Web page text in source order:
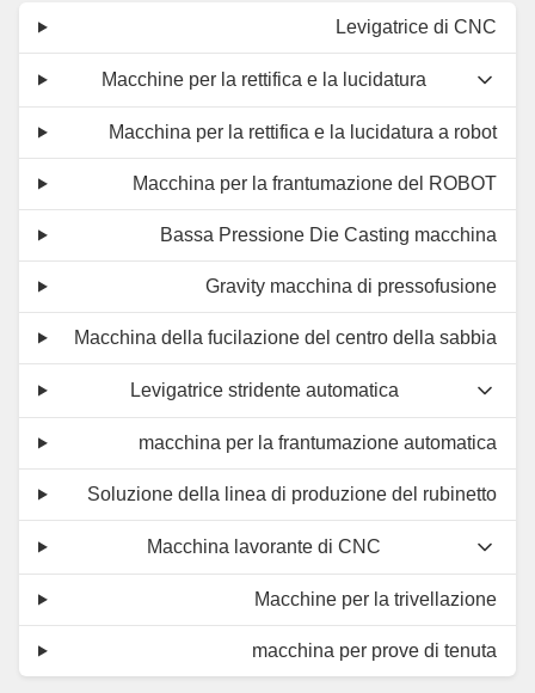
Levigatrice di CNC
Macchine per la rettifica e la lucidatura
Macchina per la rettifica e la lucidatura a robot
Macchina per la frantumazione del ROBOT
Bassa Pressione Die Casting macchina
Gravity macchina di pressofusione
Macchina della fucilazione del centro della sabbia
Levigatrice stridente automatica
macchina per la frantumazione automatica
Soluzione della linea di produzione del rubinetto
Macchina lavorante di CNC
Macchine per la trivellazione
macchina per prove di tenuta